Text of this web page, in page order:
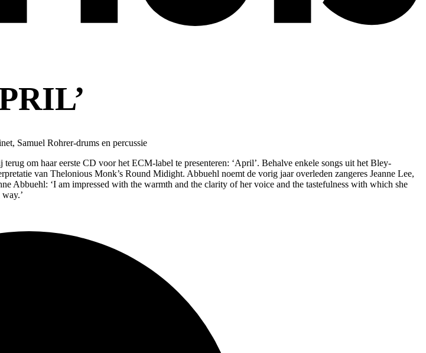
Samuel Rohrer-drums en percussie
om haar eerste CD voor het ECM-label te presenteren: ‘April’. Behalve enkele songs uit het Bley-
van Thelonious Monk’s Round Midight. Abbuehl noemt de vorig jaar overleden zangeres Jeanne Lee,
Abbuehl: ‘I am impressed with the warmth and the clarity of her voice and the tastefulness with which she